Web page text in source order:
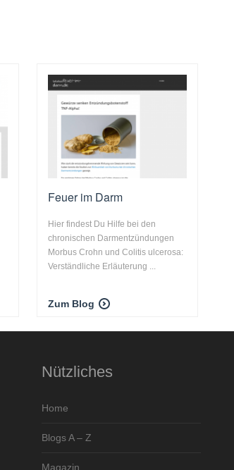
Feuer im Darm
Hier findest Du Hilfe bei den
chronischen Darmentzündungen
Morbus Crohn und Colitis ulcerosa:
Verständliche Erläuterung ...
Zum Blog
Nützliches
Home
Blogs A – Z
Magazin